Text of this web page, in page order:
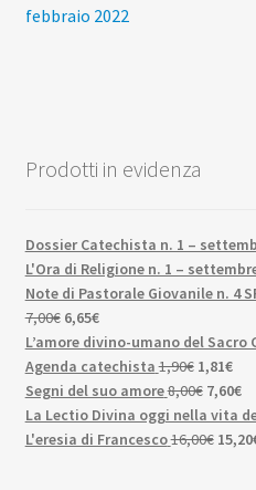
articoli
precedente:
febbraio 2022
Prodotti in evidenza
Dossier Catechista n. 1 –
L'Ora di Religione n. 1 –
Note di Pastorale Giovanile n. 4
7,00€ Il
prezzo
originale
era:
7,00€.
6,65€Il
prezzo
attuale
è:
6,65€.
L’amore divino-umano del Sacro
Agenda catechista 1,90€ Il
prezzo
originale
era:
1,81€Il
è:
Segni del suo amore8,00€ Il
prezzo
7,60€Il
La Lectio Divina oggi nella vita
L'eresia di Francesco16,00€ Il15,20